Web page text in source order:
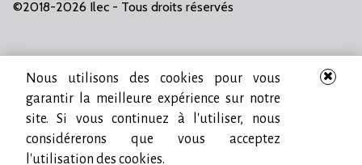
©2018-2026 Ilec - Tous droits réservés
Nous utilisons des cookies pour vous
garantir la meilleure expérience sur notre
site. Si vous continuez à l'utiliser, nous
considérerons que vous acceptez
l'utilisation des cookies.